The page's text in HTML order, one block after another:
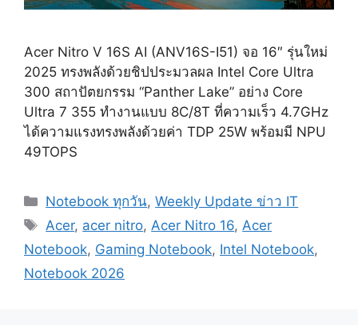
Acer Nitro V 16S AI (ANV16S-I51) จอ 16″ รุ่นใหม่
2025 ทรงพลังด้วยชิปประมวลผล Intel Core Ultra
300 สถาปัตยกรรม “Panther Lake” อย่าง Core
Ultra 7 355 ทำงานแบบ 8C/8T ที่ความเร็ว 4.7GHz
ได้ความแรงทรงพลังด้วยค่า TDP 25W พร้อมมี NPU
49TOPS
Categories
Notebook ทุกวัน,Weekly Update ข่าว IT
Tags
Acer, acer nitro, Acer Nitro 16, Acer
Notebook, Gaming Notebook, Intel Notebook,
Notebook 2026